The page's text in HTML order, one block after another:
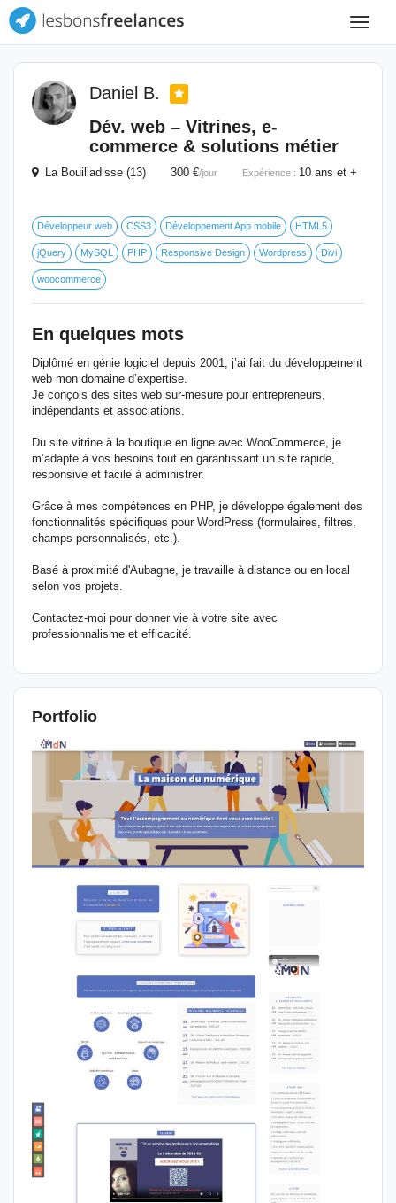
Toggle
Daniel B.
Dév. web – Vitrines, e-
commerce & solutions métier
La Bouilladisse (13) 300 €/jour Expérience : 10 ans et +
Développeur web CSS3 Développement App mobile HTML5
jQuery MySQL PHP Responsive Design Wordpress Divi
woocommerce
En quelques mots
Diplômé en génie logiciel depuis 2001, j’ai fait du développement
web mon domaine d’expertise.
Je conçois des sites web sur-mesure pour entrepreneurs,
indépendants et associations.
Du site vitrine à la boutique en ligne avec WooCommerce, je
m’adapte à vos besoins tout en garantissant un site rapide,
responsive et facile à administrer.
Grâce à mes compétences en PHP, je développe également des
fonctionnalités spécifiques pour WordPress (formulaires, filtres,
champs personnalisés, etc.).
Basé à proximité d'Aubagne, je travaille à distance ou en local
selon vos projets.
Contactez-moi pour donner vie à votre site avec
professionnalisme et efficacité.
Portfolio